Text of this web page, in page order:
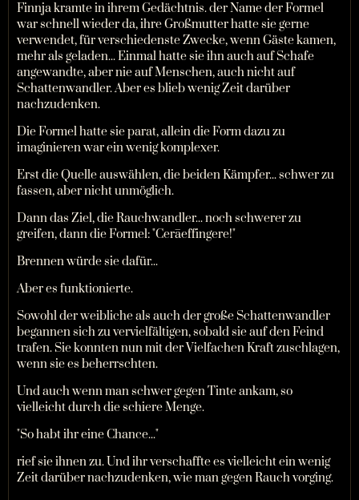
Finnja kramte in ihrem Gedächtnis. der Name der Formel
war schnell wieder da, ihre Großmutter hatte sie gerne
verwendet, für verschiedenste Zwecke, wenn Gäste kamen,
mehr als geladen... Einmal hatte sie ihn auch auf Schafe
angewandte, aber nie auf Menschen, auch nicht auf
Schattenwandler. Aber es blieb wenig Zeit darüber
nachzudenken.
Die Formel hatte sie parat, allein die Form dazu zu
imaginieren war ein wenig komplexer.
Erst die Quelle auswählen, die beiden Kämpfer... schwer zu
fassen, aber nicht unmöglich.
Dann das Ziel, die Rauchwandler... noch schwerer zu
greifen, dann die Formel: "Cerāeffingere!"
Brennen würde sie dafür...
Aber es funktionierte.
Sowohl der weibliche als auch der große Schattenwandler
begannen sich zu vervielfältigen, sobald sie auf den Feind
trafen. Sie konnten nun mit der Vielfachen Kraft zuschlagen,
wenn sie es beherrschten.
Und auch wenn man schwer gegen Tinte ankam, so
vielleicht durch die schiere Menge.
"So habt ihr eine Chance..."
rief sie ihnen zu. Und ihr verschaffte es vielleicht ein wenig
Zeit darüber nachzudenken, wie man gegen Rauch vorging.